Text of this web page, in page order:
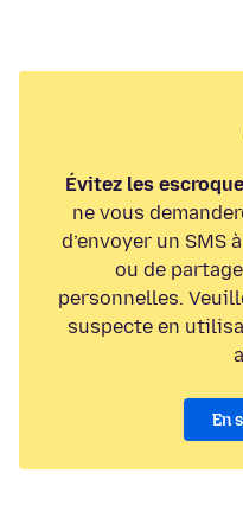
Évitez les
ne vous
d’envoyer un SMS
ou de
personnelles.
suspecte en
En